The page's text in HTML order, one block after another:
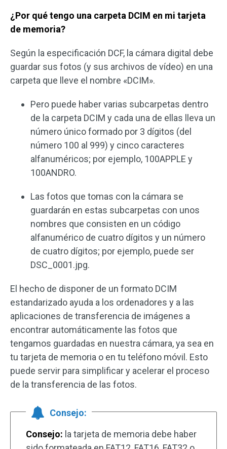
¿Por qué tengo una carpeta DCIM en mi tarjeta
de memoria?
Según la especificación DCF, la cámara digital debe
guardar sus fotos (y sus archivos de vídeo) en una
carpeta que lleve el nombre «DCIM».
Pero puede haber varias subcarpetas dentro
de la carpeta DCIM y cada una de ellas lleva un
número único formado por 3 dígitos (del
número 100 al 999) y cinco caracteres
alfanuméricos; por ejemplo, 100APPLE y
100ANDRO.
Las fotos que tomas con la cámara se
guardarán en estas subcarpetas con unos
nombres que consisten en un código
alfanumérico de cuatro dígitos y un número
de cuatro dígitos; por ejemplo, puede ser
DSC_0001.jpg.
El hecho de disponer de un formato DCIM
estandarizado ayuda a los ordenadores y a las
aplicaciones de transferencia de imágenes a
encontrar automáticamente las fotos que
tengamos guardadas en nuestra cámara, ya sea en
tu tarjeta de memoria o en tu teléfono móvil. Esto
puede servir para simplificar y acelerar el proceso
de la transferencia de las fotos.
Consejo:
Consejo: la tarjeta de memoria debe haber